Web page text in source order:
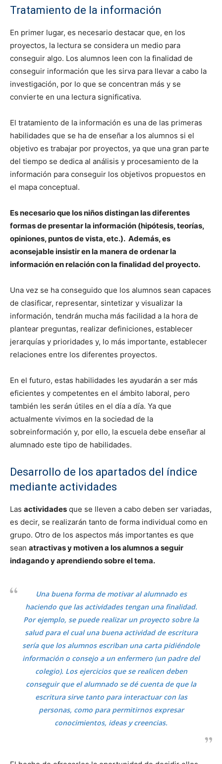
Tratamiento de la información
En primer lugar, es necesario destacar que, en los
proyectos, la lectura se considera un medio para
conseguir algo. Los alumnos leen con la finalidad de
conseguir información que les sirva para llevar a cabo la
investigación, por lo que se concentran más y se
convierte en una lectura significativa.
El tratamiento de la información es una de las primeras
habilidades que se ha de enseñar a los alumnos si el
objetivo es trabajar por proyectos, ya que una gran parte
del tiempo se dedica al análisis y procesamiento de la
información para conseguir los objetivos propuestos en
el mapa conceptual.
Es necesario que los niños distingan las diferentes
formas de presentar la información (hipótesis, teorías,
opiniones, puntos de vista, etc.). Además, es
aconsejable insistir en la manera de ordenar la
información en relación con la finalidad del proyecto.
Una vez se ha conseguido que los alumnos sean capaces
de clasificar, representar, sintetizar y visualizar la
información, tendrán mucha más facilidad a la hora de
plantear preguntas, realizar definiciones, establecer
jerarquías y prioridades y, lo más importante, establecer
relaciones entre los diferentes proyectos.
En el futuro, estas habilidades les ayudarán a ser más
eficientes y competentes en el ámbito laboral, pero
también les serán útiles en el día a día. Ya que
actualmente vivimos en la sociedad de la
sobreinformación y, por ello, la escuela debe enseñar al
alumnado este tipo de habilidades.
Desarrollo de los apartados del índice
mediante actividades
Las actividades que se lleven a cabo deben ser variadas,
es decir, se realizarán tanto de forma individual como en
grupo. Otro de los aspectos más importantes es que
sean atractivas y motiven a los alumnos a seguir
indagando y aprendiendo sobre el tema.
Una buena forma de motivar al alumnado es
haciendo que las actividades tengan una finalidad.
Por ejemplo, se puede realizar un proyecto sobre la
salud para el cual una buena actividad de escritura
sería que los alumnos escriban una carta pidiéndole
información o consejo a un enfermero (un padre del
colegio). Los ejercicios que se realicen deben
conseguir que el alumnado se dé cuenta de que la
escritura sirve tanto para interactuar con las
personas, como para permitirnos expresar
conocimientos, ideas y creencias.